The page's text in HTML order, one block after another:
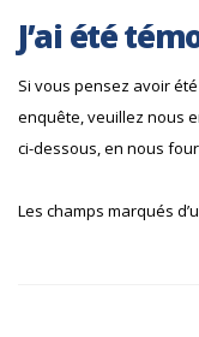
J’ai été
Si vous pensez avoir été
enquête, veuillez nous
ci-dessous, en nous
Les champs marqués